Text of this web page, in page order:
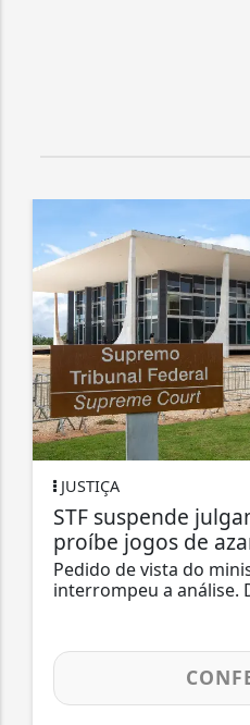
JUSTIÇA
STF suspende
proíbe jogos de
Pedido de vista do
interrompeu a análise.